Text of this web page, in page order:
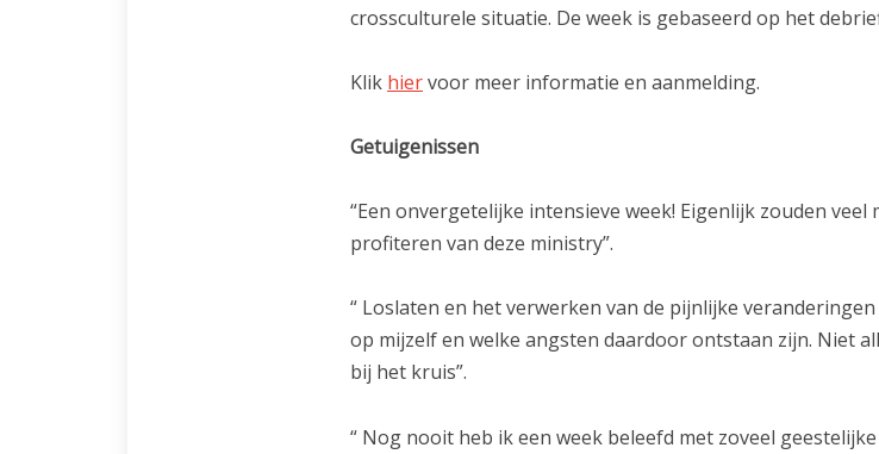
crossculturele situatie. De week is gebaseerd op het
Klik hiervoor meer informatie en aanmelding.
Getuigenissen
“Een onvergetelijke intensieve week! Eigenlijk zouden
profiteren van deze ministry”.
“ Loslaten en het verwerken van de pijnlijke
op mijzelf en welke angsten daardoor ontstaan zijn. Niet
bij het kruis”.
“ Nog nooit heb ik een week beleefd met zoveel